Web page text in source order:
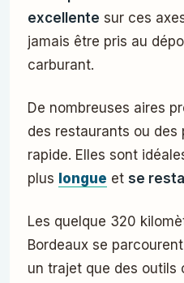
excellente sur ces
jamais être pris au
carburant.
De nombreuses aires
des restaurants ou
rapide. Elles sont
plus longue et se
Les quelque 320
Bordeaux se
un trajet que des outils